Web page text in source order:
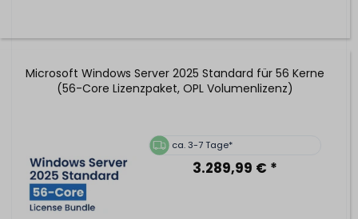
Microsoft Windows Server 2025 Standard für 56 Kerne
(56-Core Lizenzpaket, OPL Volumenlizenz)
ca. 3-7 Tage*
3.289,99 € *